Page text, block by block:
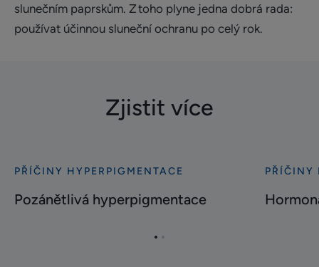
slunečním paprskům. Z toho plyne jedna dobrá rada:
používat účinnou sluneční ochranu po celý rok.
Zjistit více
Bližší
informace
PŘÍČINY HYPERPIGMENTACE
Pozánětlivá hyperpigmentace
Bližší
informace
PŘÍČINY
Přejít
Přejít